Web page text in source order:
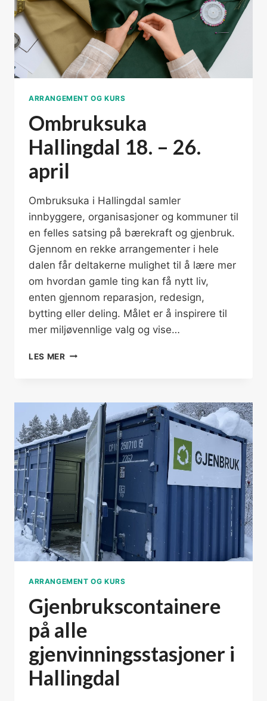
ARRANGEMENT OG KURS
Ombruksuka
Hallingdal 18. – 26.
april
Ombruksuka i Hallingdal samler
innbyggere, organisasjoner og kommuner til
en felles satsing på bærekraft og gjenbruk.
Gjennom en rekke arrangementer i hele
dalen får deltakerne mulighet til å lære mer
om hvordan gamle ting kan få nytt liv,
enten gjennom reparasjon, redesign,
bytting eller deling. Målet er å inspirere til
mer miljøvennlige valg og vise…
LES MEROMBRUKSUKA
26.
APRIL
ARRANGEMENT OG KURS
Gjenbrukscontainere
på alle
gjenvinningsstasjoner i
Hallingdal